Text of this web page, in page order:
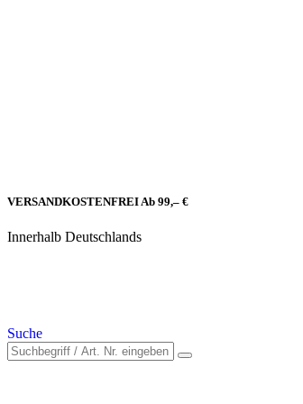
VERSANDKOSTENFREI Ab 99,– €
Innerhalb Deutschlands
Suche